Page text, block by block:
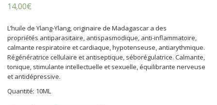
14,00€
L’huile de Ylang-Ylang, originaire de Madagascar a des
propriétés antiparasitaire, antispasmodique, anti-inflammatoire,
calmante respiratoire et cardiaque, hypotenseuse, antiarythmique.
Régénératrice cellulaire et antiseptique, séborégulatrice. Calmante,
tonique, stimulante intellectuelle et sexuelle, équilibrante nerveuse
et antidépressive.
Quantité: 10ML